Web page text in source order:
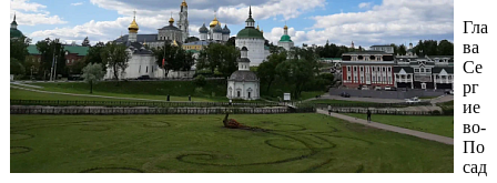
Гла
ва
Се
рг
ие
во-
По
сад